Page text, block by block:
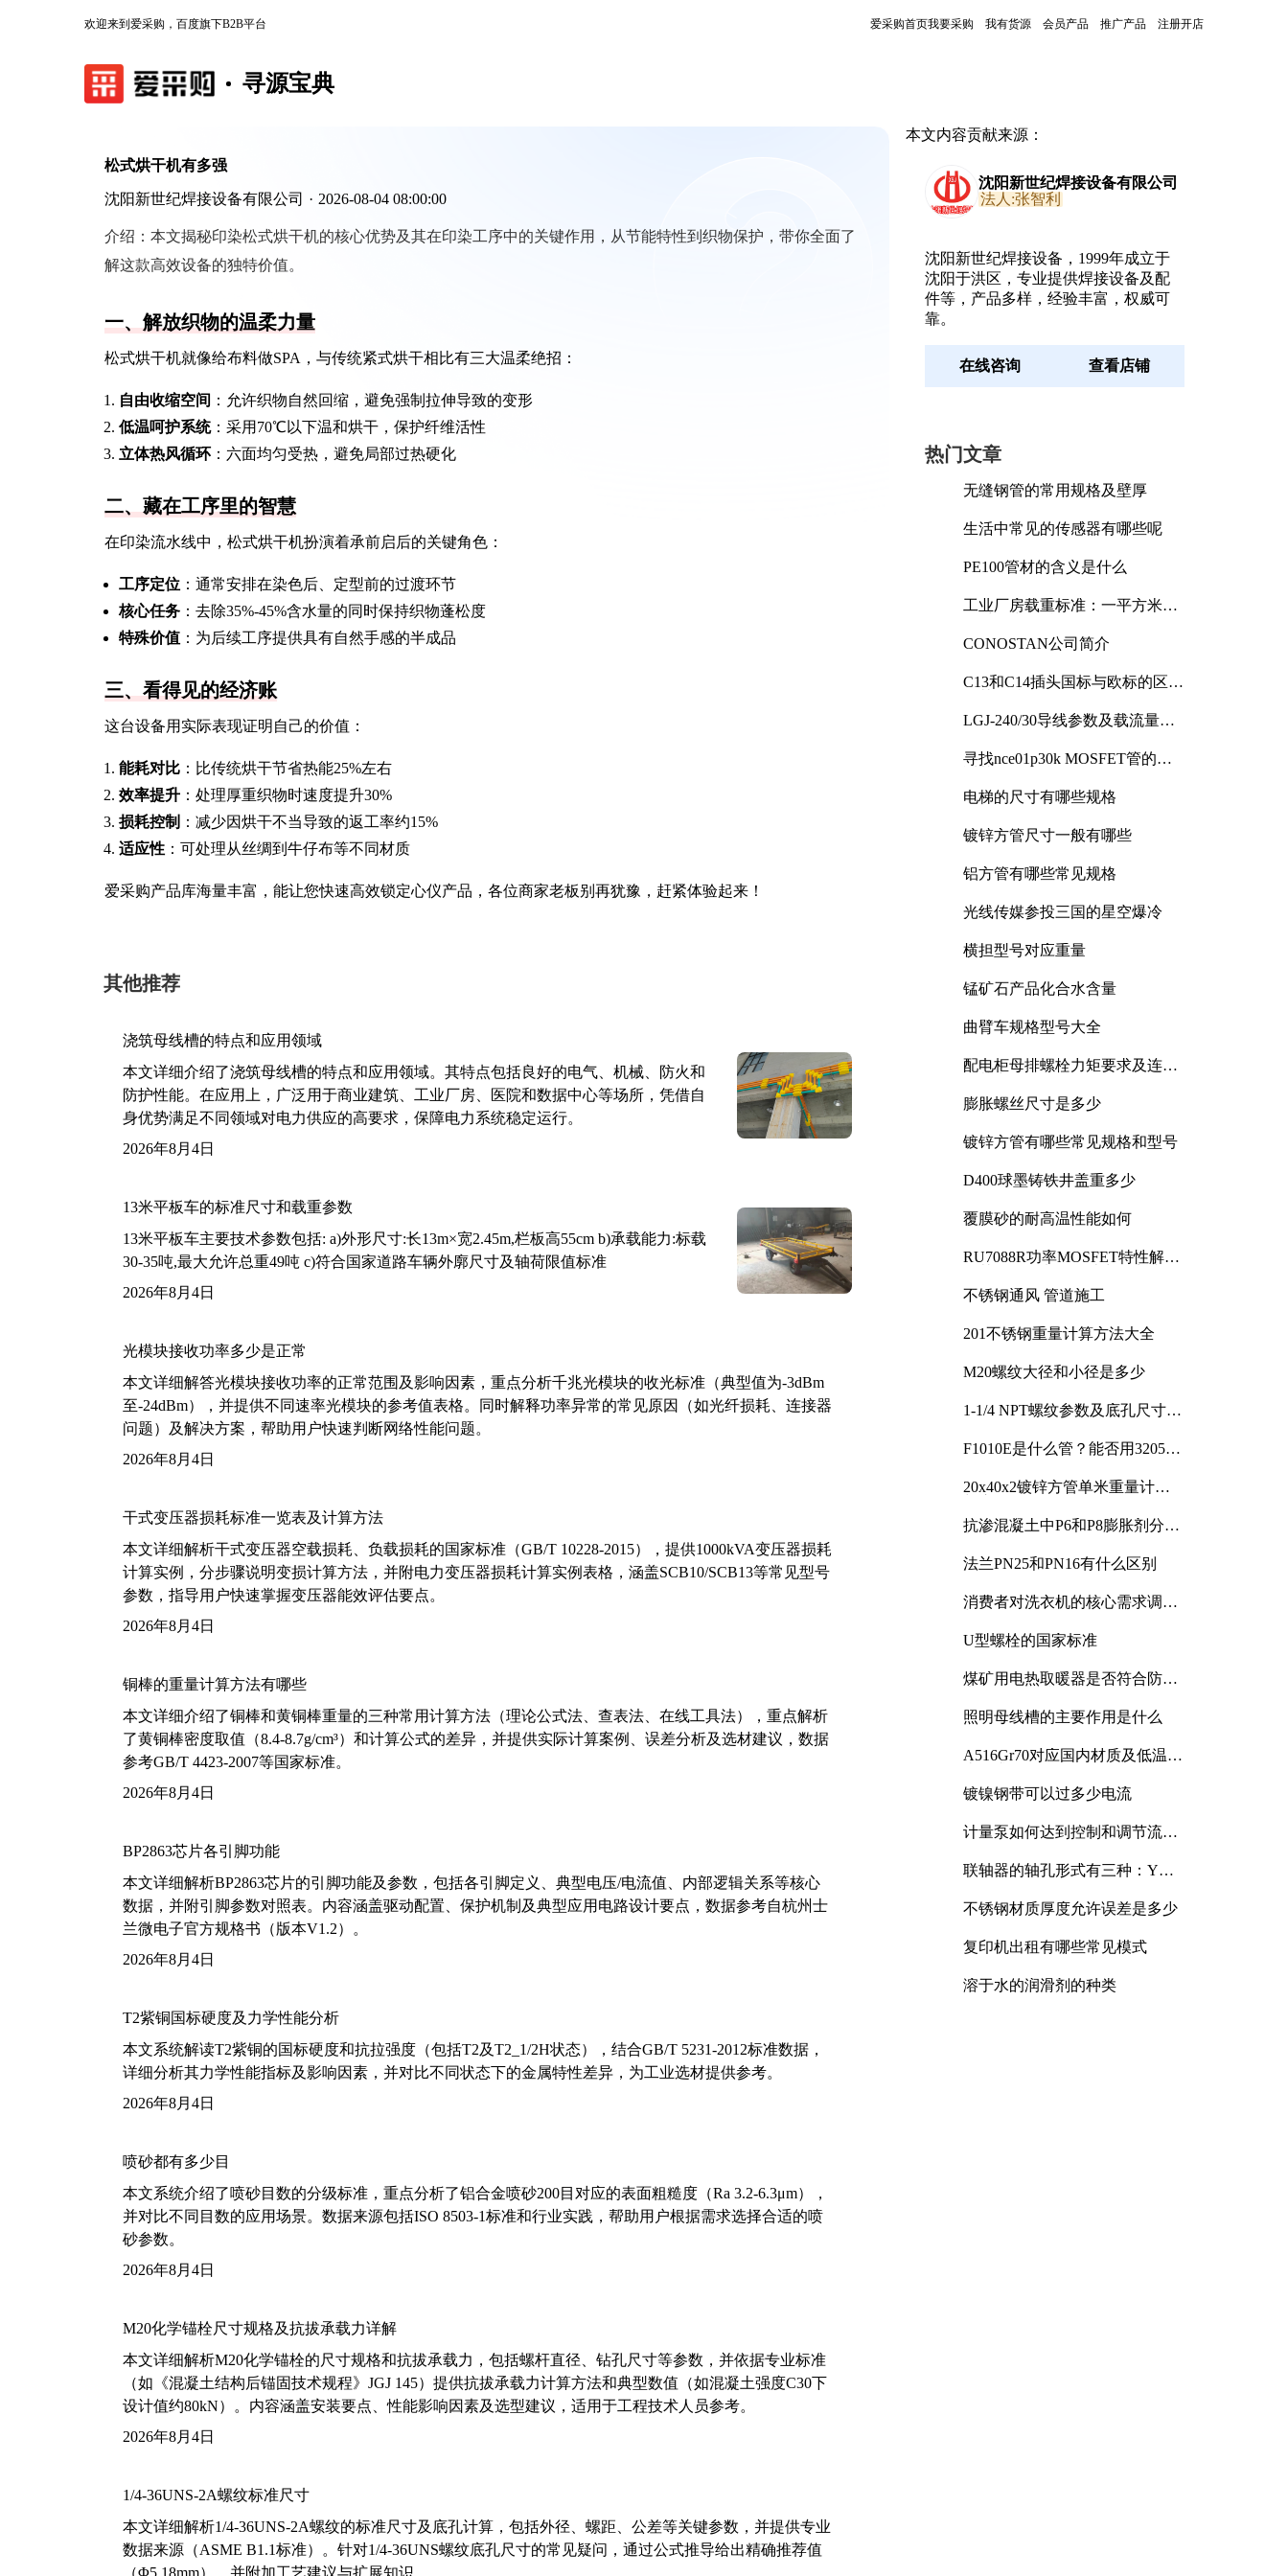
欢迎来到爱采购，百度旗下B2B平台 爱采购首页我要采购 我有货源 会员产品 推广产品 注册开店
寻源宝典
松式烘干机有多强
沈阳新世纪焊接设备有限公司 · 2026-08-04 08:00:00
介绍： 本文揭秘印染松式烘干机的核心优势及其在印染工序中的关键作用，从节能特性到织物保护，带你全面了
解这款高效设备的独特价值。
一、解放织物的温柔力量
松式烘干机就像给布料做SPA，与传统紧式烘干相比有三大温柔绝招：
自由收缩空间 ：允许织物自然回缩，避免强制拉伸导致的变形
低温呵护系统：采用70℃以下温和烘干，保护纤维活性
立体热风循环 ：六面均匀受热，避免局部过热硬化
二、藏在工序里的智慧
在印染流水线中，松式烘干机扮演着承前启后的关键角色：
工序定位 ：通常安排在染色后、定型前的过渡环节
核心任务 ：去除35%-45%含水量的同时保持织物蓬松度
特殊价值 ：为后续工序提供具有自然手感的半成品
三、看得见的经济账
这台设备用实际表现证明自己的价值：
能耗对比 ：比传统烘干节省热能25%左右
效率提升 ：处理厚重织物时速度提升30%
损耗控制 ：减少因烘干不当导致的返工率约15%
适应性 ：可处理从丝绸到牛仔布等不同材质
爱采购产品库海量丰富，能让您快速高效锁定心仪产品，各位商家老板别再犹豫，赶紧体验起来！
其他推荐
浇筑母线槽的特点和应用领域
本文详细介绍了浇筑母线槽的特点和应用领域。其特点包括良好的电气、机械、防火和
防护性能。在应用上，广泛用于商业建筑、工业厂房、医院和数据中心等场所，凭借自
身优势满足不同领域对电力供应的高要求，保障电力系统稳定运行。
2026年8月4日
13米平板车的标准尺寸和载重参数
13米平板车主要技术参数包括: a)外形尺寸:长13m×宽2.45m,栏板高55cm b)承载能力:标载
30-35吨,最大允许总重49吨 c)符合国家道路车辆外廓尺寸及轴荷限值标准
2026年8月4日
光模块接收功率多少是正常
本文详细解答光模块接收功率的正常范围及影响因素，重点分析千兆光模块的收光标准（典型值为-3dBm
至-24dBm），并提供不同速率光模块的参考值表格。同时解释功率异常的常见原因（如光纤损耗、连接器
问题）及解决方案，帮助用户快速判断网络性能问题。
2026年8月4日
干式变压器损耗标准一览表及计算方法
本文详细解析干式变压器空载损耗、负载损耗的国家标准（GB/T 10228-2015），提供1000kVA变压器损耗
计算实例，分步骤说明变损计算方法，并附电力变压器损耗计算实例表格，涵盖SCB10/SCB13等常见型号
参数，指导用户快速掌握变压器能效评估要点。
2026年8月4日
铜棒的重量计算方法有哪些
本文详细介绍了铜棒和黄铜棒重量的三种常用计算方法（理论公式法、查表法、在线工具法），重点解析
了黄铜棒密度取值（8.4-8.7g/cm³）和计算公式的差异，并提供实际计算案例、误差分析及选材建议，数据
参考GB/T 4423-2007等国家标准。
2026年8月4日
BP2863芯片各引脚功能
本文详细解析BP2863芯片的引脚功能及参数，包括各引脚定义、典型电压/电流值、内部逻辑关系等核心
数据，并附引脚参数对照表。内容涵盖驱动配置、保护机制及典型应用电路设计要点，数据参考自杭州士
兰微电子官方规格书（版本V1.2）。
2026年8月4日
T2紫铜国标硬度及力学性能分析
本文系统解读T2紫铜的国标硬度和抗拉强度（包括T2及T2_1/2H状态），结合GB/T 5231-2012标准数据，
详细分析其力学性能指标及影响因素，并对比不同状态下的金属特性差异，为工业选材提供参考。
2026年8月4日
喷砂都有多少目
本文系统介绍了喷砂目数的分级标准，重点分析了铝合金喷砂200目对应的表面粗糙度（Ra 3.2-6.3μm），
并对比不同目数的应用场景。数据来源包括ISO 8503-1标准和行业实践，帮助用户根据需求选择合适的喷
砂参数。
2026年8月4日
M20化学锚栓尺寸规格及抗拔承载力详解
本文详细解析M20化学锚栓的尺寸规格和抗拔承载力，包括螺杆直径、钻孔尺寸等参数，并依据专业标准
（如《混凝土结构后锚固技术规程》JGJ 145）提供抗拔承载力计算方法和典型数值（如混凝土强度C30下
设计值约80kN）。内容涵盖安装要点、性能影响因素及选型建议，适用于工程技术人员参考。
2026年8月4日
1/4-36UNS-2A螺纹标准尺寸
本文详细解析1/4-36UNS-2A螺纹的标准尺寸及底孔计算，包括外径、螺距、公差等关键参数，并提供专业
数据来源（ASME B1.1标准）。针对1/4-36UNS螺纹底孔尺寸的常见疑问，通过公式推导给出精确推荐值
（Φ5.18mm），并附加工艺建议与扩展知识。
本文内容贡献来源：
沈阳新世纪焊接设备有限公司
法人:张智利
沈阳新世纪焊接设备，1999年成立于
沈阳于洪区，专业提供焊接设备及配
件等，产品多样，经验丰富，权威可
靠。
在线咨询 查看店铺
热门文章
无缝钢管的常用规格及壁厚
生活中常见的传感器有哪些呢
PE100管材的含义是什么
工业厂房载重标准：一平方米能
CONOSTAN公司简介
C13和C14插头国标与欧标的区别
LGJ-240/30导线参数及载流量解
寻找nce01p30k MOSFET管的合
电梯的尺寸有哪些规格
镀锌方管尺寸一般有哪些
铝方管有哪些常见规格
光线传媒参投三国的星空爆冷
横担型号对应重量
锰矿石产品化合水含量
曲臂车规格型号大全
配电柜母排螺栓力矩要求及连接
膨胀螺丝尺寸是多少
镀锌方管有哪些常见规格和型号
D400球墨铸铁井盖重多少
覆膜砂的耐高温性能如何
RU7088R功率MOSFET特性解析
不锈钢通风 管道施工
201不锈钢重量计算方法大全
M20螺纹大径和小径是多少
1-1/4 NPT螺纹参数及底孔尺寸详
F1010E是什么管？能否用3205或
20x40x2镀锌方管单米重量计算
抗渗混凝土中P6和P8膨胀剂分别
法兰PN25和PN16有什么区别
消费者对洗衣机的核心需求调研
U型螺栓的国家标准
煤矿用电热取暖器是否符合防爆
照明母线槽的主要作用是什么
A516Gr70对应国内材质及低温冲
镀镍钢带可以过多少电流
计量泵如何达到控制和调节流量
联轴器的轴孔形式有三种：Y
不锈钢材质厚度允许误差是多少
复印机出租有哪些常见模式
溶于水的润滑剂的种类